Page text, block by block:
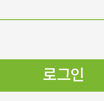
로그인